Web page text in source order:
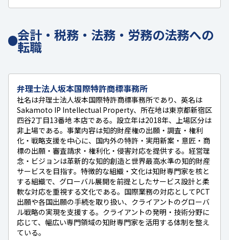
会計・税務・法務・労務の法務への
転職
弁理士法人坂本国際特許商標事務所
社名は弁理士法人坂本国際特許商標事務所であり、英名は
Sakamoto IP Intellectual Property、所在地は東京都新宿区
四谷2丁目13番地 本店である。設立年は2018年、上場区分は
非上場である。事業内容は知的財産権の出願・調査・権利
化・戦略支援を中心に、国内外の特許・実用新案・意匠・商
標の出願・審査請求・権利化・侵害対応を提供する。経営理
念・ビジョンは革新的な知的創造と世界最高水準の知的財産
サービスを目指す。特徴的な組織・文化は知財専門家を核と
する組織で、グローバル展開を前提としたサービス設計と柔
軟な対応を重視する文化である。国際業務の対応としてPCT
出願や各国出願の手続を取り扱い、クライアントのグローバ
ル戦略の実現を支援する。クライアントの発明・技術分野に
応じて、幅広い専門領域の知財専門家を活用する体制を整え
ている。